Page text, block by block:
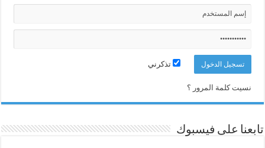
تذكرني
نسيت كلمة المرور ؟
تابعنا على فيسبوك